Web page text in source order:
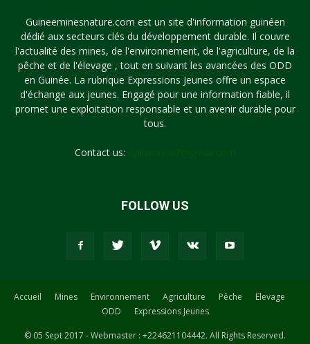
Guineeminesnature.com est un site d'information guinéen
dédié aux secteurs clés du développement durable. Il couvre
l'actualité des mines, de l'environnement, de l'agriculture, de la
pêche et de l'élevage , tout en suivant les avancées des ODD
en Guinée. La rubrique Expressions Jeunes offre un espace
d'échange aux jeunes. Engagé pour une information fiable, il
promet une exploitation responsable et un avenir durable pour
tous.
Contact us:
FOLLOW US
Accueil Mines Environnement Agriculture Pêche
Elevage
ODD
Expressions Jeunes
© 05 Sept 2017 - Webmaster : +224621104442. All Rights Reserved.